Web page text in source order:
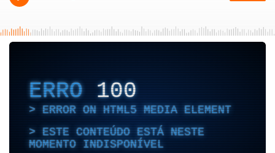
ERRO 100
ERROR ON HTML5 MEDIA ELEMENT
ESTE CONTEÚDO ESTÁ NESTE
MOMENTO INDISPONÍVEL